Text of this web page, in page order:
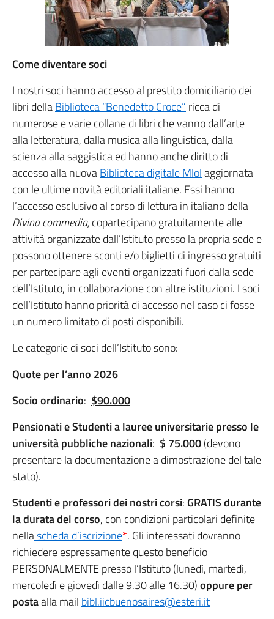
Come diventare soci
I nostri soci hanno accesso al prestito domiciliario dei
libri dellaBiblioteca “Benedetto Croce” ricca di
numerose e varie collane di libri che vanno dall’arte
alla letteratura, dalla musica alla linguistica, dalla
scienza alla saggistica ed hanno anche diritto di
accesso alla nuovaBiblioteca digitale Mlolaggiornata
con le ultime novità editoriali italiane. Essi hanno
l’accesso esclusivo al corso di lettura in italiano della
Divina commedia,copartecipano gratuitamente alle
attività organizzate dall’Istituto presso la propria sede e
possono ottenere sconti e/o biglietti di ingresso gratuiti
per partecipare agli eventi organizzati fuori dalla sede
dell’Istituto, in collaborazione con altre istituzioni. I soci
dell’Istituto hanno priorità di accesso nel caso ci fosse
un numero limitato di posti disponibili.
Le categorie di soci dell’Istituto sono:
Quote per l’anno 2026
Socio ordinario: $90.000
Pensionati e Studenti a lauree universitarie presso le
università pubbliche nazionali: $ 75.000(devono
presentare la documentazione a dimostrazione del tale
stato).
Studenti e professori dei nostri corsi: GRATISdurante
la durata del corso, con condizioni particolari definite
nellascheda d’iscrizione*. Gli interessati dovranno
richiedere espressamente questo beneficio
PERSONALMENTE presso l’Istituto (lunedì, martedì,
mercoledì e giovedì dalle 9.30 alle 16.30)oppure per
postaalla mail bibl.iicbuenosaires@esteri.it